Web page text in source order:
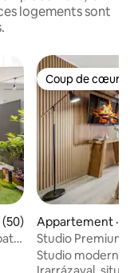
logements sont
aimés
de 4,94 sur 5,
Coup de cœur
Coup de cœur
Appartement ·
Studio Premium
Studio moderne